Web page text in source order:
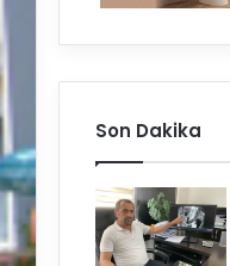
Son Dakika